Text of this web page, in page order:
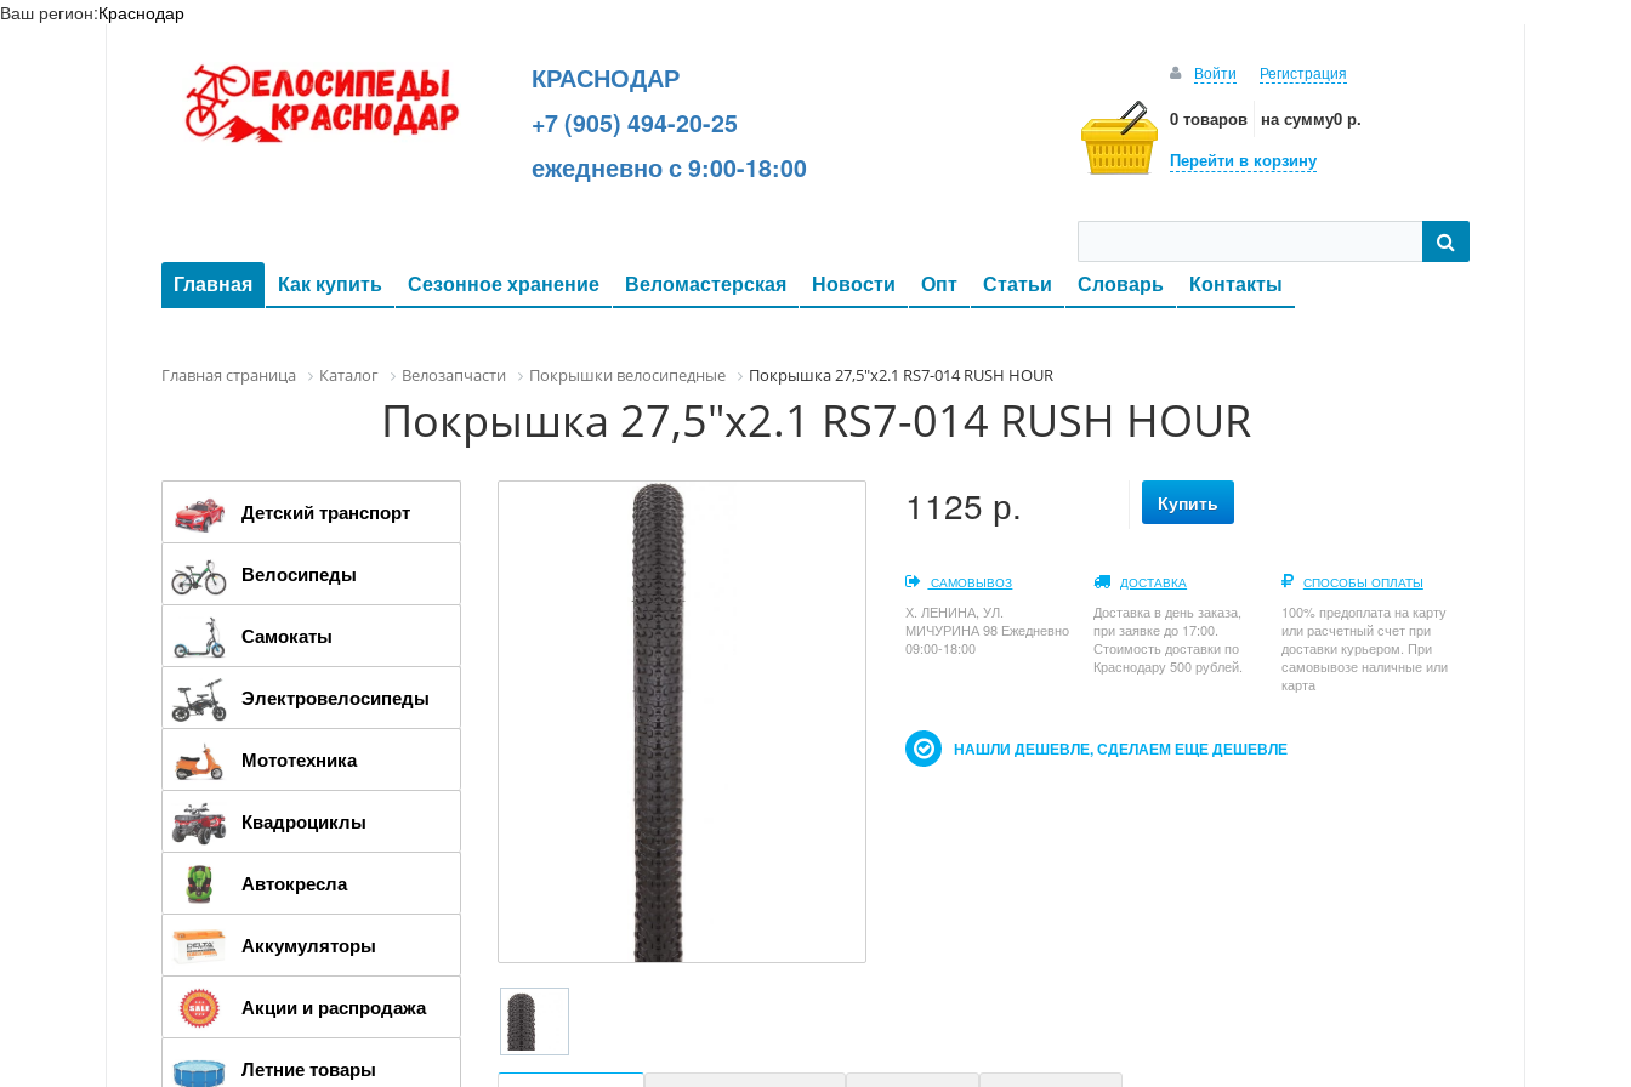
Ваш регион:Краснодар
КРАСНОДАР
+7 (905) 494-20-25
ежедневно с 9:00-18:00
Войти Регистрация
0 товаров на сумму0 р.
Перейти в корзину
Главная Как купить Сезонное хранение Веломастерская Новости Опт Статьи Словарь Контакты
Главная страница Каталог Велозапчасти Покрышки велосипедные Покрышка 27,5"х2.1 RS7-014 RUSH HOUR
Покрышка 27,5"х2.1 RS7-014 RUSH HOUR
1125 р. Купить
САМОВЫВОЗ
Х. ЛЕНИНА, УЛ.
МИЧУРИНА 98 Ежедневно
09:00-18:00
ДОСТАВКА
Доставка в день заказа,
при заявке до 17:00.
Стоимость доставки по
Краснодару 500 рублей.
СПОСОБЫ ОПЛАТЫ
100% предоплата на карту
или расчетный счет при
доставки курьером. При
самовывозе наличные или
карта
НАШЛИ ДЕШЕВЛЕ, СДЕЛАЕМ ЕЩЕ ДЕШЕВЛЕ
Детский транспорт
Велосипеды
Самокаты
Электровелосипеды
Мототехника
Квадроциклы
Автокресла
Аккумуляторы
Акции и распродажа
Летние товары